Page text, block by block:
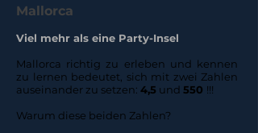
Mallorca
Viel mehr als eine Party-Insel
Mallorca richtig zu erleben und kennen
zu lernen bedeutet, sich mit zwei Zahlen
auseinander zu setzen: 4,5 und 550 !!!
Warum diese beiden Zahlen?